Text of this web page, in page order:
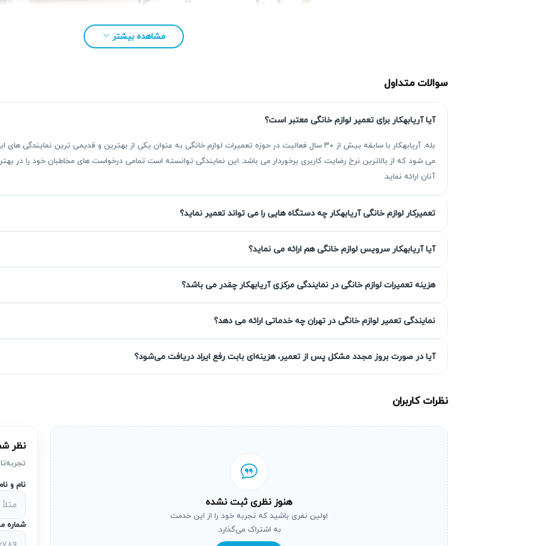
چرا تعمیر ماشین ظرفشویی پاکشوما ضروری است؟
انجام به‌موقع تعمیر ماشین ظرفشویی پاکشوما اهمیت زیادی دارد، زیرا هرگونه تاخیر می‌تواند باعث افزایش
کاهش کارایی منجر شود. اعزام تکنسین به منزل، نمایندگی تعمیر ماشین ظرفشویی پاکشوما را قابل دسترس‌تر
خرابی بیشتر و افزایش هزینه تعمیر
اگر مشکلات ابتدایی مانند تنظیمات نادرست، خرابی سنسورها یا خطاهای نرم‌افزاری را نادیده بگیرید، ممکن
استفاده مداوم از دستگاه معیوب باعث وارد آمدن فشار به موتور و قطعات کلیدی می‌شود و در نهایت ممکن است
در چنین شرایطی تعویض دستگاه به گزینه اصلی تبدیل می‌شود و هزینه تعمیرات ماشین ظرفشویی پاکشوما بسیار
خرابی ماشین ظرفشویی پاکشوما اگر به‌موقع تعمیر نشود، ممکن است مشکلات بهداشتی ایجاد کند یا از کیفیت
آسیب به محیط و احتمال برق‌گرفتگی شود که این موارد نیازمند دخالت تکنسین متخصص در نمایندگی تعمیر
مشاهده بیشتر
سوالات متداول
آیا آریابهکار برای تعمیر لوازم خانگی معتبر است؟
بله. آریابهکار با سابقه بیش از ۳۰ سال فعالیت در حوزه تعمیرات لوازم خانگی به عنوان یکی از بهترین و قدیمی ترین
می شود که از بالاترین نرخ رضایت کاربری برخوردار می باشد. این نمایندگی توانسته است تمامی درخواست های مخاطبان خود را
آنان ارائه نماید.
تعمیرکار لوازم خانگی آریابهکار چه دستگاه هایی را می تواند تعمیر نماید؟
آیا آریابهکار سرویس لوازم خانگی هم ارائه می نماید؟
هزینه تعمیرات لوازم خانگی در نمایندگی مرکزی آریابهکار چقدر می باشد؟
نمایندگی تعمیر لوازم خانگی در تهران چه خدماتی ارائه می دهد؟
آیا در صورت بروز مجدد مشکل پس از تعمیر، هزینه‌ای بابت رفع ایراد دریافت می‌شود؟
نظرات کاربران
هنوز نظری ثبت نشده
اولین نفری باشید که تجربه خود را از این خدمت
به اشتراک می‌گذارد.
نظر
نام و
شماره